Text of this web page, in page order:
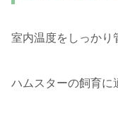
室内温度をしっかり
ハムスターの飼育に